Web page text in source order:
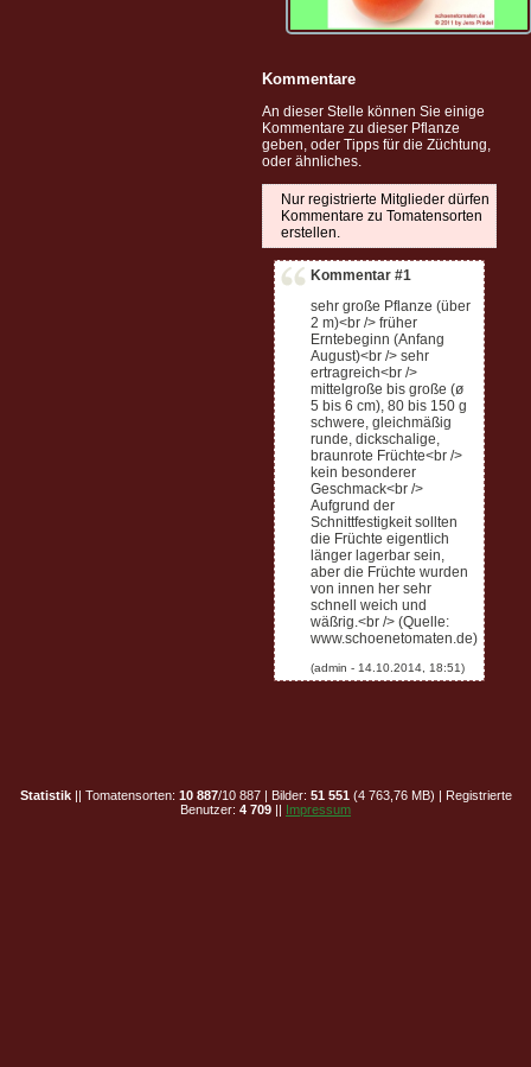
Kommentare
An dieser Stelle können Sie einige
Kommentare zu dieser Pflanze
geben, oder Tipps für die Züchtung,
oder ähnliches.
Nur registrierte Mitglieder dürfen
Kommentare zu Tomatensorten
erstellen.
Kommentar #1
sehr große Pflanze (über
2 m)<br /> früher
Erntebeginn (Anfang
August)<br /> sehr
ertragreich<br />
mittelgroße bis große (ø
5 bis 6 cm), 80 bis 150 g
schwere, gleichmäßig
runde, dickschalige,
braunrote Früchte<br />
kein besonderer
Geschmack<br />
Aufgrund der
Schnittfestigkeit sollten
die Früchte eigentlich
länger lagerbar sein,
aber die Früchte wurden
von innen her sehr
schnell weich und
wäßrig.<br /> (Quelle:
www.schoenetomaten.de)
Statistik|| Tomatensorten: 10 887/10 887 | Bilder: 51 551 (4 763,76 MB) | Registrierte
Benutzer: 4 709 || Impressum